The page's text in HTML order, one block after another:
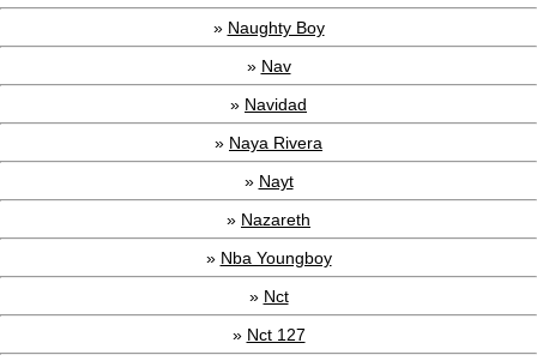
» Naughty Boy
» Nav
» Navidad
» Naya Rivera
» Nayt
» Nazareth
» Nba Youngboy
» Nct
» Nct 127